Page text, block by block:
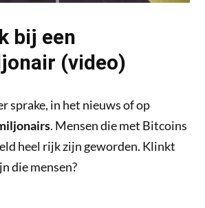
bij een
(video)
sprake, in het nieuws of op
. Mensen die met Bitcoins
heel rijk zijn geworden. Klinkt
die mensen?